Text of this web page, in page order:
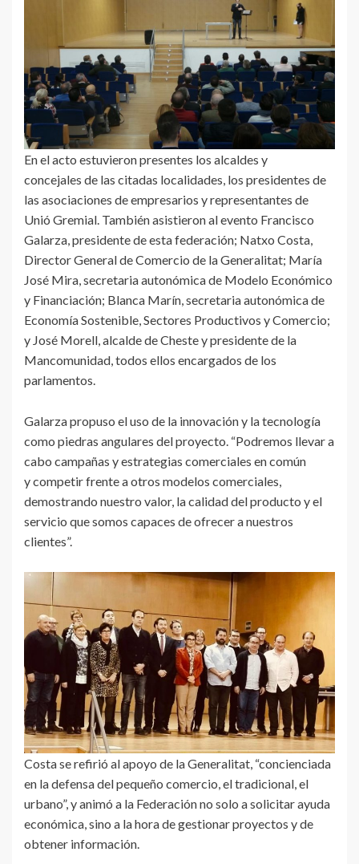
En el acto estuvieron presentes los alcaldes y
concejales de las citadas localidades, los presidentes de
las asociaciones de empresarios y representantes de
Unió Gremial. También asistieron al evento Francisco
Galarza, presidente de esta federación; Natxo Costa,
Director General de Comercio de la Generalitat; María
José Mira, secretaria autonómica de Modelo Económico
y Financiación; Blanca Marín, secretaria autonómica de
Economía Sostenible, Sectores Productivos y Comercio;
y José Morell, alcalde de Cheste y presidente de la
Mancomunidad, todos ellos encargados de los
parlamentos.
Galarza propuso el uso de la innovación y la tecnología
como piedras angulares del proyecto. “Podremos llevar a
cabo campañas y estrategias comerciales en común
y competir frente a otros modelos comerciales,
demostrando nuestro valor, la calidad del producto y el
servicio que somos capaces de ofrecer a nuestros
clientes”.
Costa se refirió al apoyo de la Generalitat, “concienciada
en la defensa del pequeño comercio, el tradicional, el
urbano”, y animó a la Federación no solo a solicitar ayuda
económica, sino a la hora de gestionar proyectos y de
obtener información.